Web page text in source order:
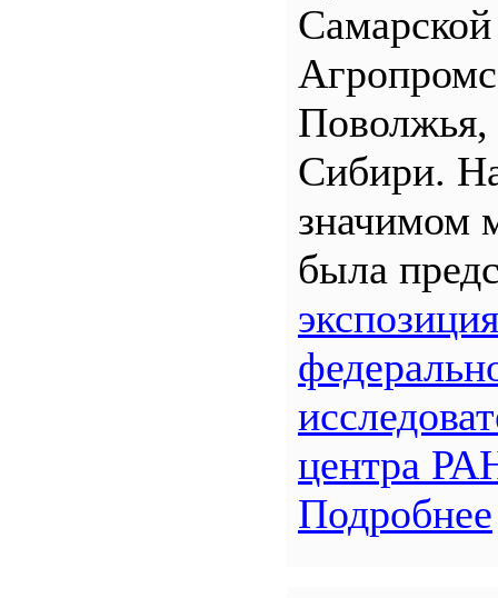
Поволжья,
Сибири.
значимом
была
центра
Подробнее